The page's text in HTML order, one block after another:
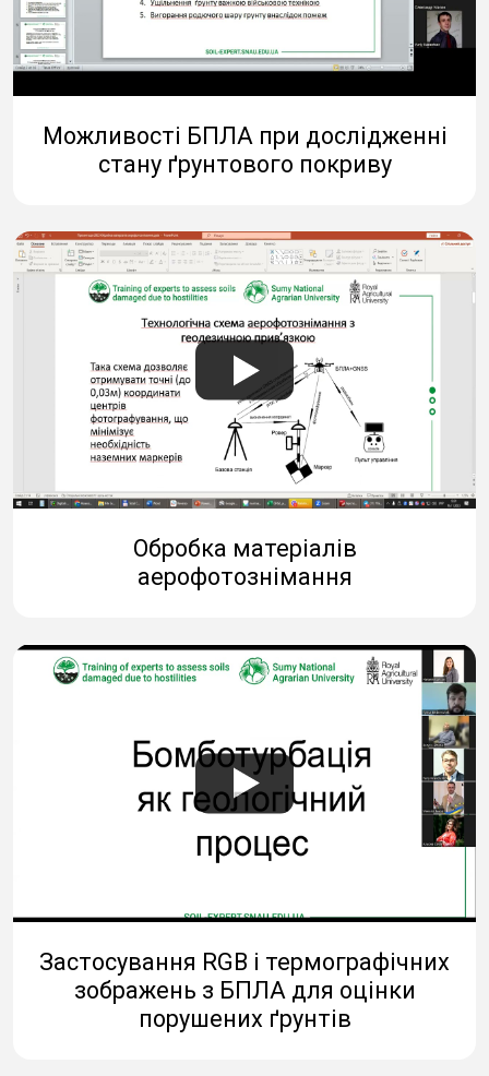
Можливості БПЛА при дослідженні
стану ґрунтового покриву
Обробка матеріалів
аерофотознімання
Застосування RGB і термографічних
зображень з БПЛА для оцінки
порушених ґрунтів